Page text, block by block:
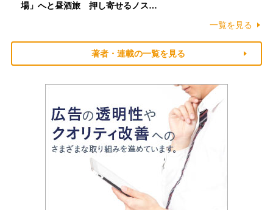
場」へと昼酒旅 押し寄せるノス…
一覧を見る
著者・連載の一覧を見る